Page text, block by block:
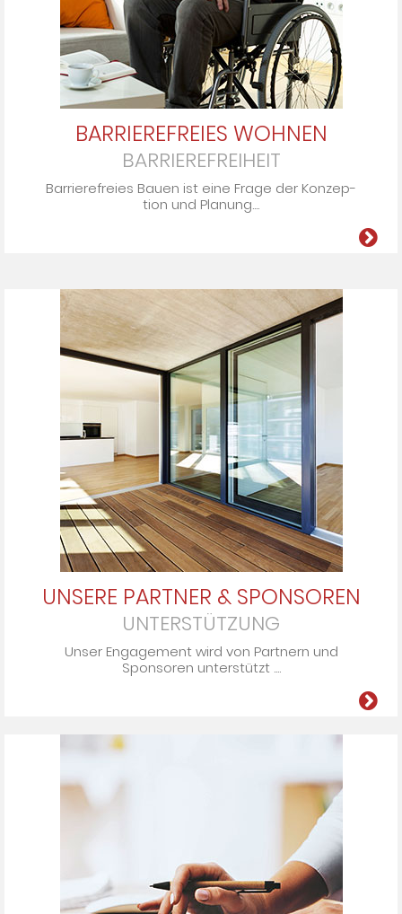
BARRIEREFREIES WOHNEN
BARRIEREFREIHEIT
Barrierefreies Bauen ist eine Fra­ge der Kon­zep­
tion und Pla­nung....
UNSERE PARTNER & SPONSOREN
UNTERSTÜTZUNG
Unser En­ga­ge­ment wird von Part­nern und
Spon­so­ren un­ter­stützt ....